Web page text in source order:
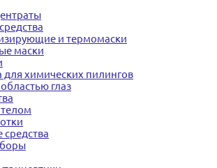
и термомаски
маски
для химических пилингов
глаз
телом
средства